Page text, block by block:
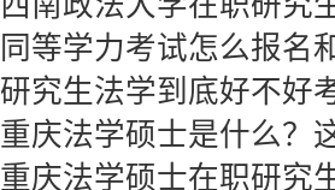
同等学力考试怎么报名
研究生法学到底好不好
重庆法学硕士是什么？
重庆法学硕士在职研究